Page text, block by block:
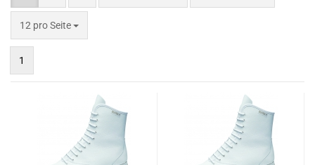
12 pro Seite
pro Seite
1